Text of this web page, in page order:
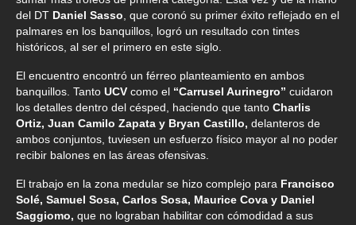
del DT Daniel Sasso , que coronó su primer éxito reflejado en el
palmares en los banquillos, logró un resultado con tintes
históricos, al ser el primero en este siglo.
El encuentro encontró un férreo planteamiento en ambos
banquillos. Tanto UCV como el “Carrusel Aurinegro” cuidaron
los detalles dentro del césped, haciendo que tanto Charlis
Ortiz, Juan Camilo Zapata y Bryan Castillo, delanteros de
ambos conjuntos, tuviesen un esfuerzo físico mayor al no poder
recibir balones en las áreas ofensivas.
El trabajo en la zona medular se hizo complejo para Francisco
Solé, Samuel Sosa, Carlos Sosa, Maurice Cova y Daniel
Saggiomo, que no lograban habilitar con cómodidad a sus